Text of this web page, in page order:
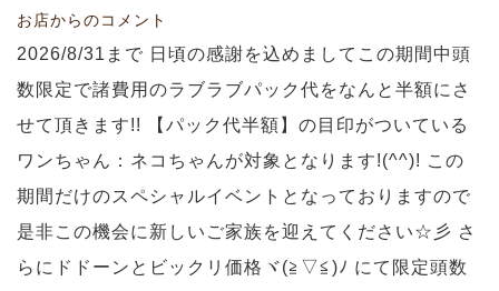
お店からのコメント
2026/8/31まで 日頃の感謝を込めましてこの期間中頭
数限定で諸費用のラブラブパック代をなんと半額にさ
せて頂きます!! 【パック代半額】の目印がついている
ワンちゃん：ネコちゃんが対象となります!(^^)! この
期間だけのスペシャルイベントとなっておりますので
是非この機会に新しいご家族を迎えてください☆彡 さ
らにドドーンとビックリ価格ヾ(≧▽≦)ﾉ にて限定頭数